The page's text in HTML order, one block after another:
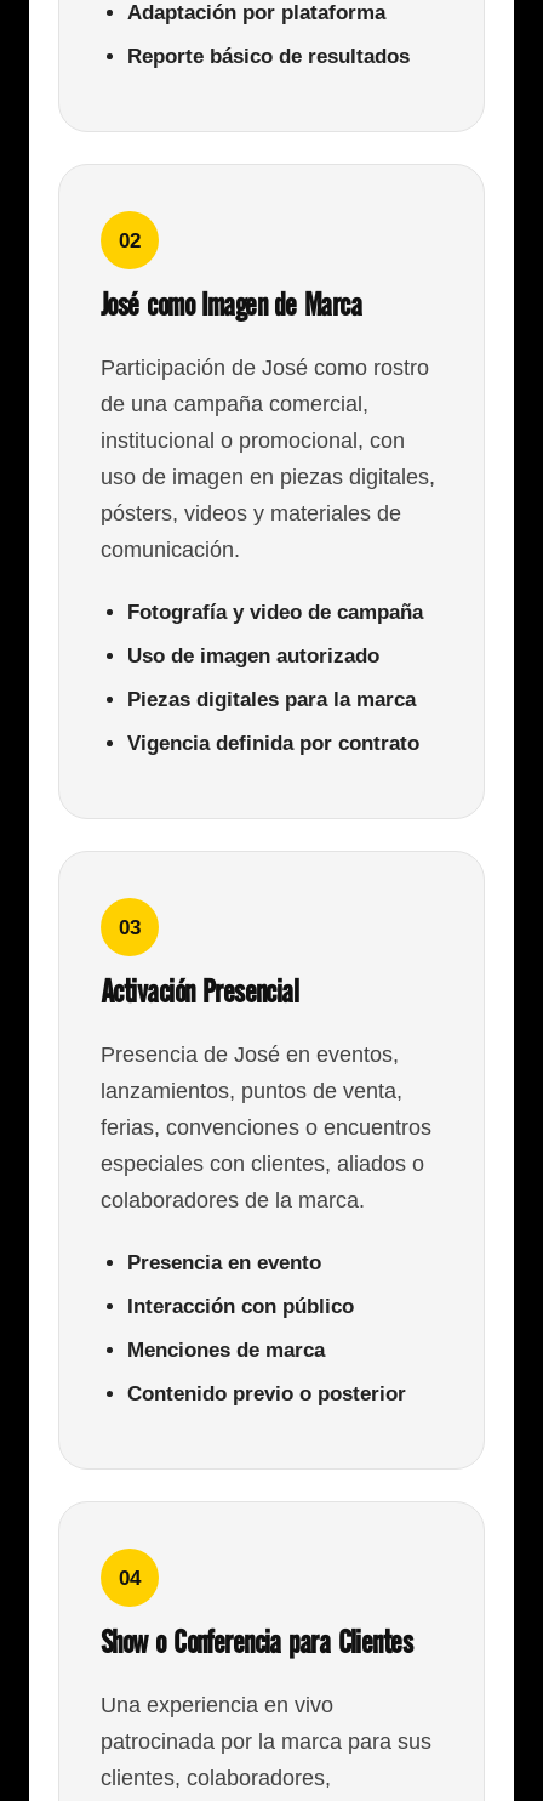
Adaptación por plataforma
Reporte básico de resultados
02
José como Imagen de Marca
Participación de José como rostro
de una campaña comercial,
institucional o promocional, con
uso de imagen en piezas digitales,
pósters, videos y materiales de
comunicación.
Fotografía y video de campaña
Uso de imagen autorizado
Piezas digitales para la marca
Vigencia definida por contrato
03
Activación Presencial
Presencia de José en eventos,
lanzamientos, puntos de venta,
ferias, convenciones o encuentros
especiales con clientes, aliados o
colaboradores de la marca.
Presencia en evento
Interacción con público
Menciones de marca
Contenido previo o posterior
04
Show o Conferencia para Clientes
Una experiencia en vivo
patrocinada por la marca para sus
clientes, colaboradores,